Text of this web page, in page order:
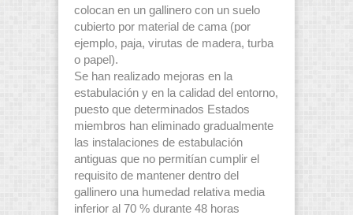
colocan en un gallinero con un suelo
cubierto por material de cama (por
ejemplo, paja, virutas de madera, turba
o papel).
Se han realizado mejoras en la
estabulación y en la calidad del entorno,
puesto que determinados Estados
miembros han eliminado gradualmente
las instalaciones de estabulación
antiguas que no permitían cumplir el
requisito de mantener dentro del
gallinero una humedad relativa media
inferior al 70 % durante 48 horas